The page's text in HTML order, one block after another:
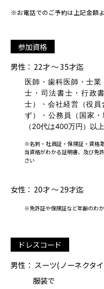
※お電話でのご予約は上記金額
参加資格
男性： 22才 ～ 35才迄
医師・歯科医師・士
士・司法書士・行政
士）・会社経営（役
ず）・公務員（国家
（20代は400万円）以
※名刺・社員証・保険証・資格
当資格がわかる証明書、及び免
さい
女性： 20才 ～ 29才迄
※免許証や保険証など年齢のわ
ドレスコード
男性： スーツ(ノーネクタ
服装で